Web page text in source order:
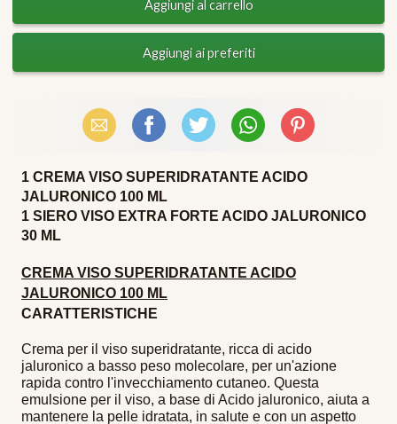
Email FacebookX (Twitter)WhatsAppPinterest
1 CREMA VISO SUPERIDRATANTE ACIDO
JALURONICO 100 ML
1 SIERO VISO EXTRA FORTE ACIDO JALURONICO
30 ML
CREMA VISO SUPERIDRATANTE ACIDO
JALURONICO 100 ML
CARATTERISTICHE
Crema per il viso superidratante, ricca di acido
jaluronico a basso peso molecolare, per un'azione
rapida contro l'invecchiamento cutaneo. Questa
emulsione per il viso, a base di Acido jaluronico, aiuta a
mantenere la pelle idratata, in salute e con un aspetto